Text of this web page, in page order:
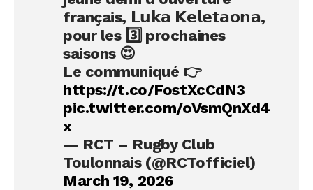
français, 𝗟𝘂𝗸𝗮 𝗞𝗲𝗹𝗲𝘁𝗮𝗼𝗻𝗮,
pour les 3️⃣ prochaines
saisons 😍
Le communiqué 👉
https://t.co/FostXcCdN3
pic.twitter.com/oVsmQnXd4
x
— RCT – Rugby Club
Toulonnais (@RCTofficiel)
March 19, 2026